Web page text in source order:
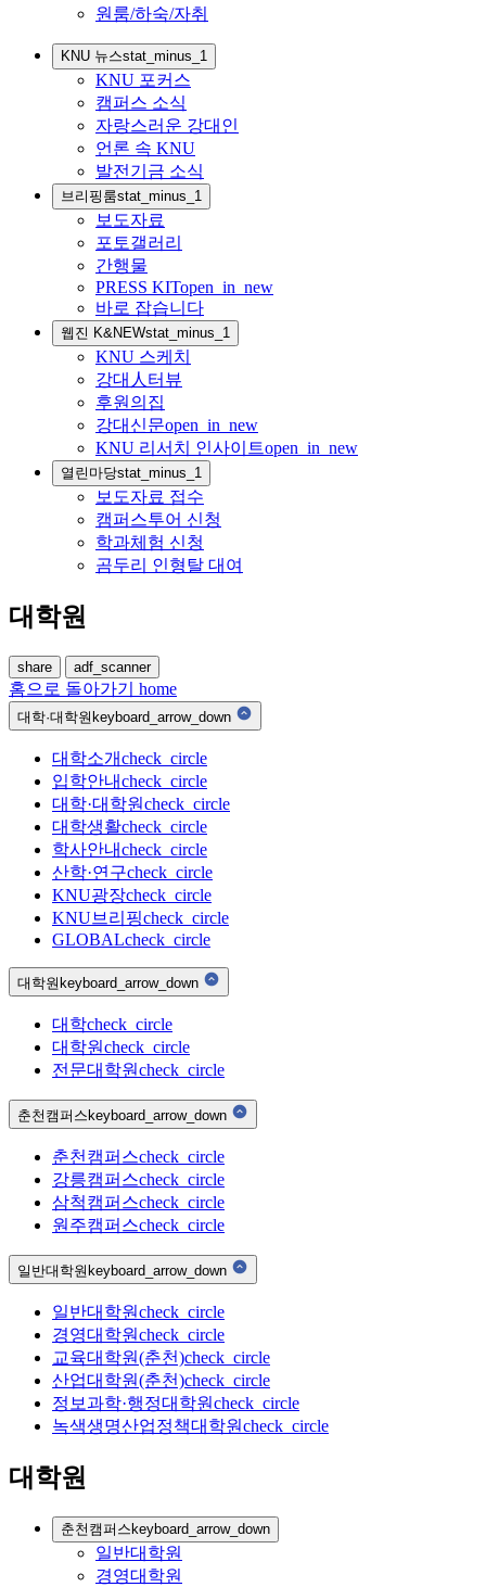
원룸/하숙/자취
KNU 뉴스stat_minus_1
KNU 포커스
캠퍼스 소식
자랑스러운 강대인
언론 속 KNU
발전기금 소식
브리핑룸stat_minus_1
보도자료
포토갤러리
간행물
PRESS KITopen_in_new
바로 잡습니다
웹진 K&NEWstat_minus_1
KNU 스케치
강대人터뷰
후원의집
강대신문open_in_new
KNU 리서치 인사이트open_in_new
열린마당stat_minus_1
보도자료 접수
캠퍼스투어 신청
학과체험 신청
곰두리 인형탈 대여
대학원
share adf_scanner
홈으로 돌아가기 home
대학·대학원keyboard_arrow_down
대학소개check_circle
입학안내check_circle
대학·대학원check_circle
대학생활check_circle
학사안내check_circle
산학·연구check_circle
KNU광장check_circle
KNU브리핑check_circle
GLOBALcheck_circle
대학원keyboard_arrow_down
대학check_circle
대학원check_circle
전문대학원check_circle
춘천캠퍼스keyboard_arrow_down
춘천캠퍼스check_circle
강릉캠퍼스check_circle
삼척캠퍼스check_circle
원주캠퍼스check_circle
일반대학원keyboard_arrow_down
일반대학원check_circle
경영대학원check_circle
교육대학원(춘천)check_circle
산업대학원(춘천)check_circle
정보과학·행정대학원check_circle
녹색생명산업정책대학원check_circle
대학원
춘천캠퍼스keyboard_arrow_down
일반대학원
경영대학원